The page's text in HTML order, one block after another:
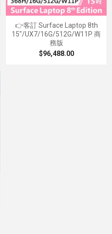
👉客訂 Surface Laptop 8th
15"/UX7/16G/512G/W11P 商
務版
$96,488.00